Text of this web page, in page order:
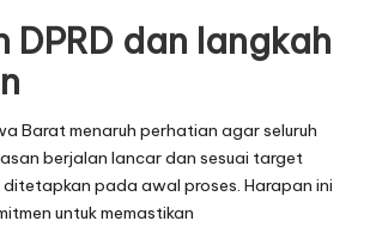
DPRD dan langkah
Barat menaruh perhatian agar seluruh
berjalan lancar dan sesuai target
pada awal proses. Harapan ini
untuk memastikan